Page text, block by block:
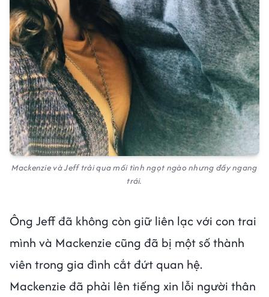
Mackenzie và Jeff trải qua mối tình ngọt ngào nhưng đầy ngang
trái.
Ông Jeff đã không còn giữ liên lạc với con trai
mình và Mackenzie cũng đã bị một số thành
viên trong gia đình cắt đứt quan hệ.
Mackenzie đã phải lên tiếng xin lỗi người thân